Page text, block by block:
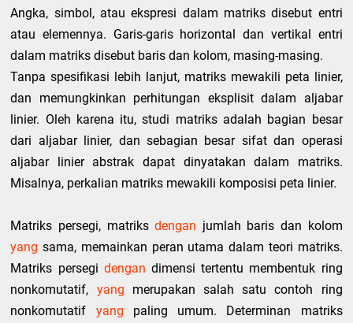
Angka, simbol, atau ekspresi dalam matriks disebut entri
atau elemennya. Garis-garis horizontal dan vertikal entri
dalam matriks disebut baris dan kolom, masing-masing.
Tanpa spesifikasi lebih lanjut, matriks mewakili peta linier,
dan memungkinkan perhitungan eksplisit dalam aljabar
linier. Oleh karena itu, studi matriks adalah bagian besar
dari aljabar linier, dan sebagian besar sifat dan operasi
aljabar linier abstrak dapat dinyatakan dalam matriks.
Misalnya, perkalian matriks mewakili komposisi peta linier.
Matriks persegi, matriksdengan jumlah baris dan kolom
yang sama, memainkan peran utama dalam teori matriks.
Matriks persegi dengan dimensi tertentu membentuk ring
nonkomutatif, yang merupakan salah satu contoh ring
nonkomutatif yang paling umum. Determinan matriks